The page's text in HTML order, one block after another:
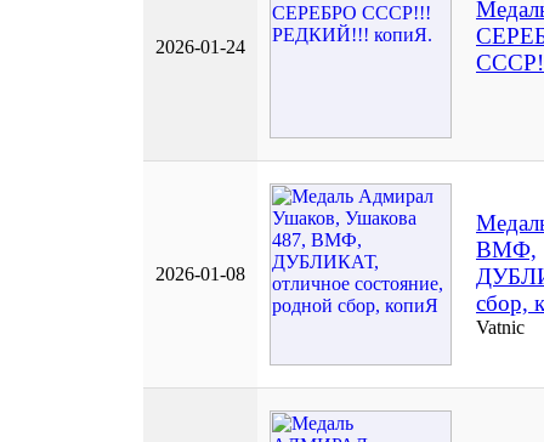
2026-01-24
2026-01-08
ВМФ,
сбор,
Vatnic